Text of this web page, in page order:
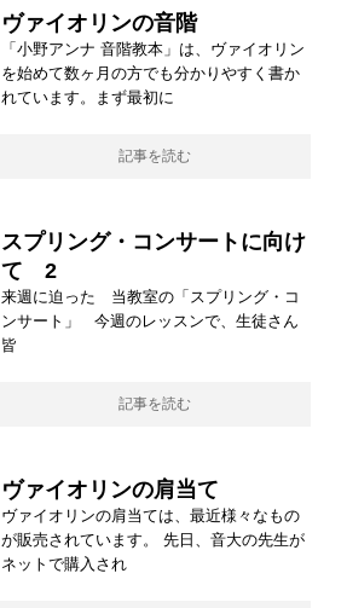
ヴァイオリンの音階
「小野アンナ 音階教本」は、ヴァイオリン
を始めて数ヶ月の方でも分かりやすく書か
れています。まず最初に
記事を読む
スプリング・コンサートに向け
て 2
来週に迫った 当教室の「スプリング・コ
ンサート」 今週のレッスンで、生徒さん
皆
記事を読む
ヴァイオリンの肩当て
ヴァイオリンの肩当ては、最近様々なもの
が販売されています。 先日、音大の先生が
ネットで購入され